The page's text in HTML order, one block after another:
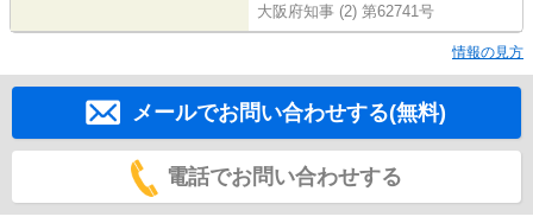
大阪府知事 (2) 第62741号
情報の見方
メールでお問い合わせする(無料)
電話でお問い合わせする